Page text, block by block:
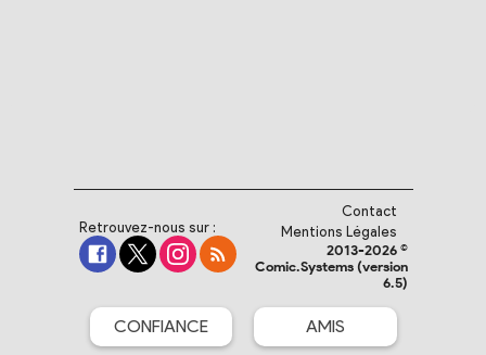
Retrouvez-nous sur :
Contact
Mentions Légales
2013-2026 ©
Comic.Systems (version
6.5)
CONFIANCE AMIS